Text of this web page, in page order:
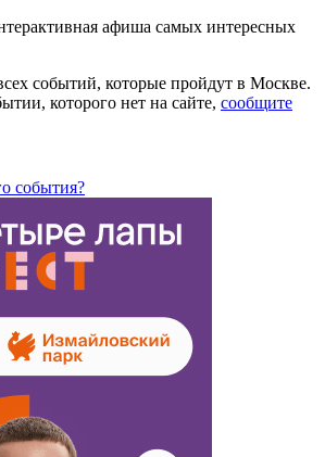
афиша самых интересных
событий, которые пройдут в Москве.
которого нет на сайте, сообщите
события?